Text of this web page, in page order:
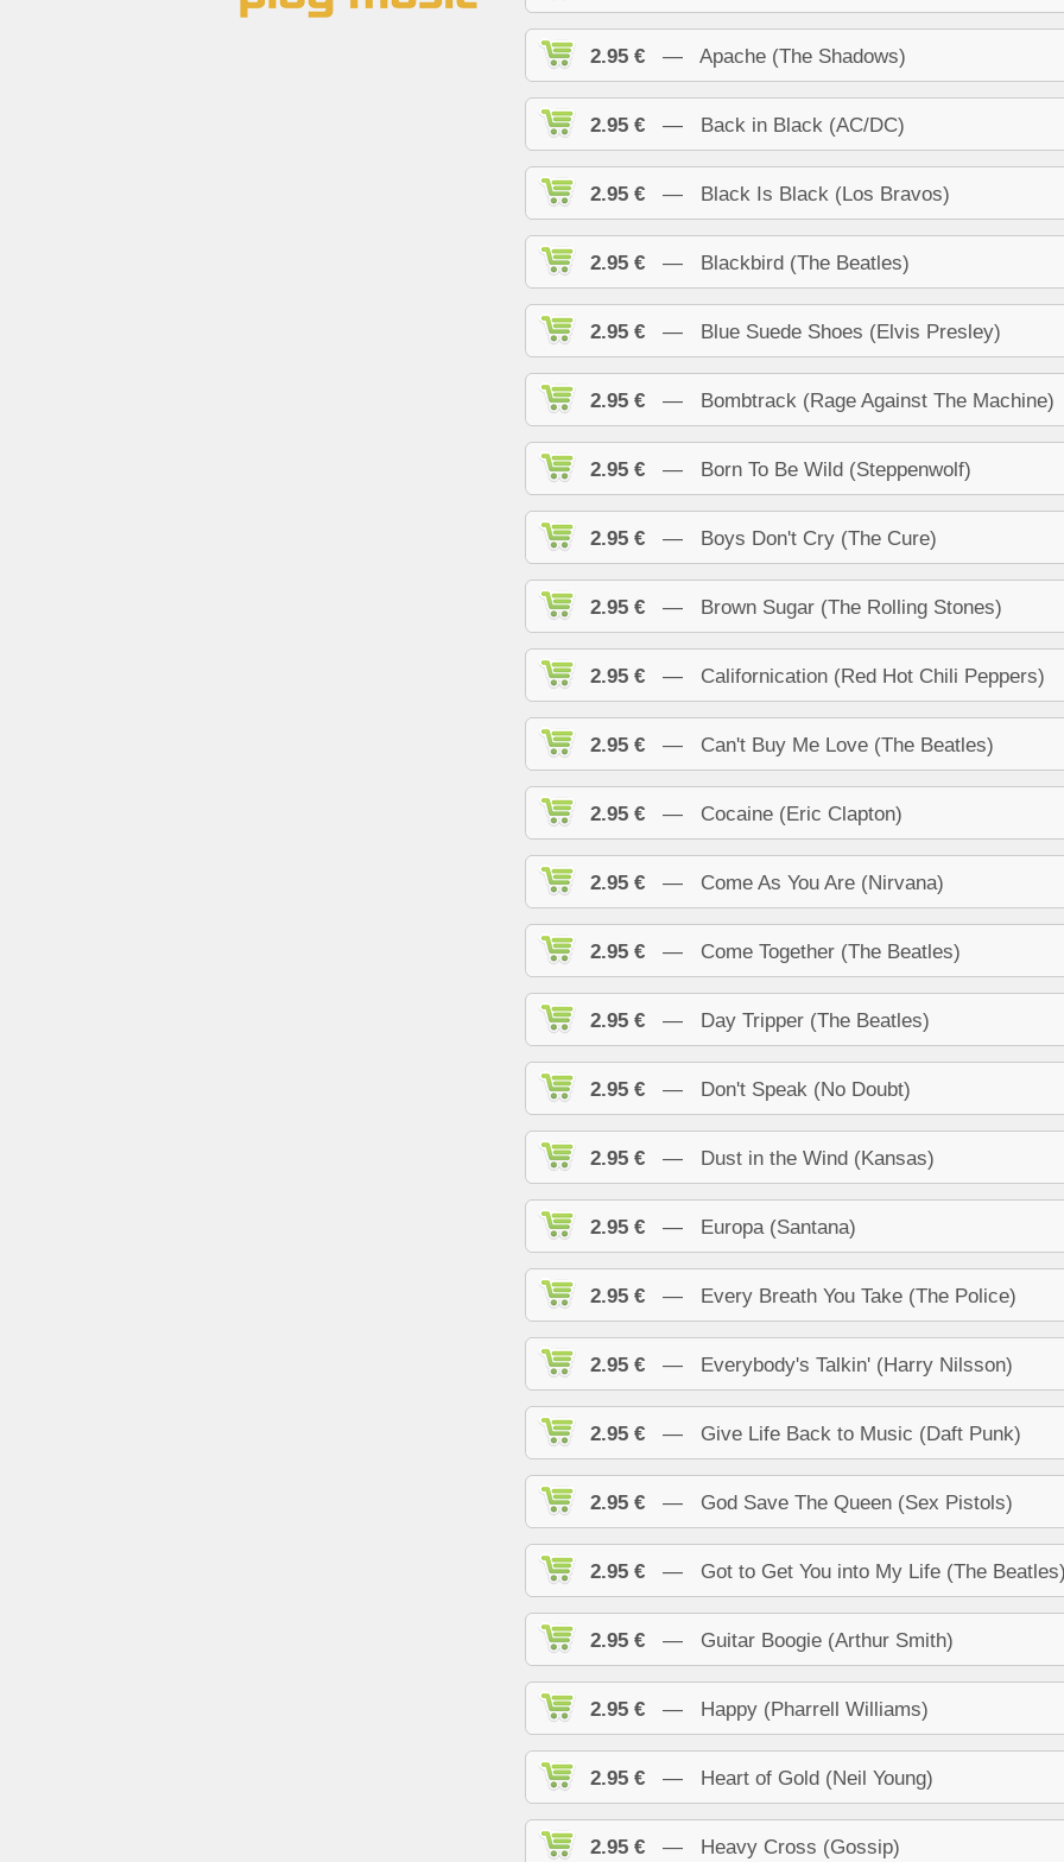
2.95 € — Apache (The Shadows)
2.95 € — Back in Black (AC/DC)
2.95 € — Black Is Black (Los Bravos)
2.95 € — Blackbird (The Beatles)
2.95 € — Blue Suede Shoes (Elvis Presley)
2.95 € — Bombtrack (Rage Against The Machine)
2.95 € — Born To Be Wild (Steppenwolf)
2.95 € — Boys Don't Cry (The Cure)
2.95 € — Brown Sugar (The Rolling Stones)
2.95 € — Californication (Red Hot Chili Peppers)
2.95 € — Can't Buy Me Love (The Beatles)
2.95 € — Cocaine (Eric Clapton)
2.95 € — Come As You Are (Nirvana)
2.95 € — Come Together (The Beatles)
2.95 € — Day Tripper (The Beatles)
2.95 € — Don't Speak (No Doubt)
2.95 € — Dust in the Wind (Kansas)
2.95 € — Europa (Santana)
2.95 € — Every Breath You Take (The Police)
2.95 € — Everybody's Talkin' (Harry Nilsson)
2.95 € — Give Life Back to Music (Daft Punk)
2.95 € — God Save The Queen (Sex Pistols)
2.95 € — Got to Get You into My Life (The
2.95 € — Guitar Boogie (Arthur Smith)
2.95 € — Happy (Pharrell Williams)
2.95 € — Heart of Gold (Neil Young)
2.95 € — Heavy Cross (Gossip)